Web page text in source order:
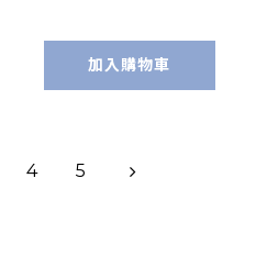
加入購物車
4 5